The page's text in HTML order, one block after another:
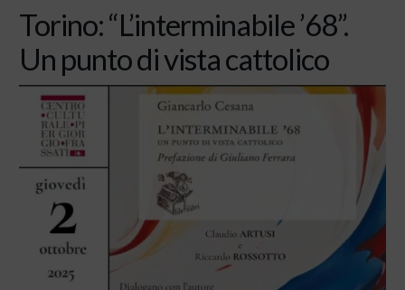
Torino: “L’interminabile ’68”.
Un punto di vista cattolico